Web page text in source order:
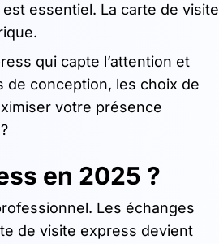
essentiel. La carte de visite
qui capte l’attention et
de conception, les choix de
votre présence
en 2025 ?
Les échanges
de visite express devient